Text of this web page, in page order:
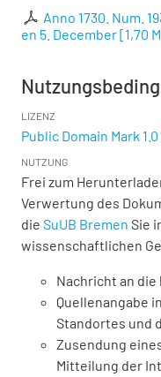
Anno 1730. Num.
en 5. December[1,70
LIZENZ
Public Domain Mark 1.0
NUTZUNG
Frei zum
Verwertung des
die SuUB Bremen Sie
wissenschaftlichen
Nachricht an
Quellenangabe
Standortes und
Zusendung
Mitteilung der